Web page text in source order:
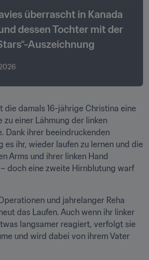
überrascht in Kanada
dessen Tochter mit der
die damals 16-jährige Christina eine
zu einer Lähmung der linken
Dank ihrer beeindruckenden
es ihr, wieder laufen zu lernen und die
Arms und ihrer linken Hand
doch eine zweite Hirnblutung warf
und jahrelanger Reha
das Laufen. Auch wenn ihr linker
langsamer reagiert, verfolgt sie
und wird dabei von ihrem Vater